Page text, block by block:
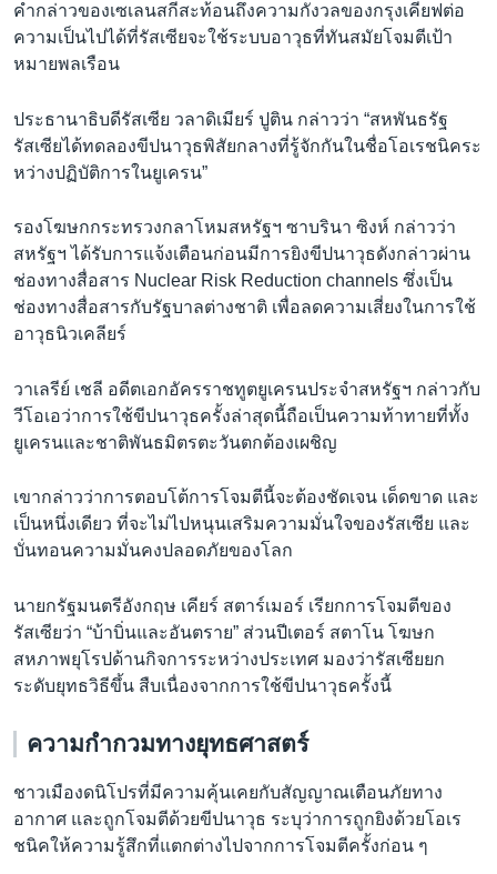
คำกล่าวของเซเลนสกีสะท้อนถึงความกังวลของกรุงเคียฟต่อ
ความเป็นไปได้ที่รัสเซียจะใช้ระบบอาวุธที่ทันสมัยโจมตีเป้า
หมายพลเรือน
ประธานาธิบดีรัสเซีย วลาดิเมียร์ ปูติน กล่าวว่า “สหพันธรัฐ
รัสเซียได้ทดลองขีปนาวุธพิสัยกลางที่รู้จักกันในชื่อโอเรชนิคระ
หว่างปฏิบัติการในยูเครน”
รองโฆษกกระทรวงกลาโหมสหรัฐฯ ซาบรินา ซิงห์ กล่าวว่า
สหรัฐฯ ได้รับการแจ้งเตือนก่อนมีการยิงขีปนาวุธดังกล่าวผ่าน
ช่องทางสื่อสาร Nuclear Risk Reduction channels ซึ่งเป็น
ช่องทางสื่อสารกับรัฐบาลต่างชาติ เพื่อลดความเสี่ยงในการใช้
อาวุธนิวเคลียร์
วาเลรีย์ เชลี อดีตเอกอัครราชทูตยูเครนประจำสหรัฐฯ กล่าวกับ
วีโอเอว่าการใช้ขีปนาวุธครั้งล่าสุดนี้ถือเป็นความท้าทายที่ทั้ง
ยูเครนและชาติพันธมิตรตะวันตกต้องเผชิญ
เขากล่าวว่าการตอบโต้การโจมตีนี้จะต้องชัดเจน เด็ดขาด และ
เป็นหนึ่งเดียว ที่จะไม่ไปหนุนเสริมความมั่นใจของรัสเซีย และ
บั่นทอนความมั่นคงปลอดภัยของโลก
นายกรัฐมนตรีอังกฤษ เคียร์ สตาร์เมอร์ เรียกการโจมตีของ
รัสเซียว่า “บ้าบิ่นและอันตราย” ส่วนปีเตอร์ สตาโน โฆษก
สหภาพยุโรปด้านกิจการระหว่างประเทศ มองว่ารัสเซียยก
ระดับยุทธวิธีขึ้น สืบเนื่องจากการใช้ขีปนาวุธครั้งนี้
ความกำกวมทางยุทธศาสตร์
ชาวเมืองดนิโปรที่มีความคุ้นเคยกับสัญญาณเตือนภัยทาง
อากาศ และถูกโจมตีด้วยขีปนาวุธ ระบุว่าการถูกยิงด้วยโอเร
ชนิคให้ความรู้สึกที่แตกต่างไปจากการโจมตีครั้งก่อน ๆ